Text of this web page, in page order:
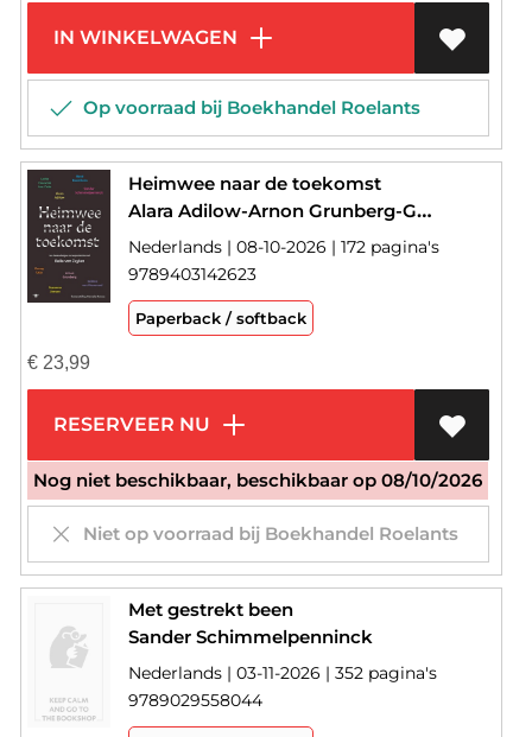
IN WINKELWAGEN
Op voorraad bij Boekhandel Roelants
Heimwee naar de toekomst
Alara Adilow-Arnon Grunberg-Gunay Uslu-René Boomkens-Sabine van Wesemael-Sander Schimmelpenninck-Suzanna Jansen
Nederlands | 08-10-2026 | 172 pagina's
9789403142623
Paperback / softback
€23,99
RESERVEER NU
Nog niet beschikbaar, beschikbaar op 08/10/2026
Niet op voorraad bij Boekhandel Roelants
Met gestrekt been
Sander Schimmelpenninck
Nederlands | 03-11-2026 | 352 pagina's
9789029558044